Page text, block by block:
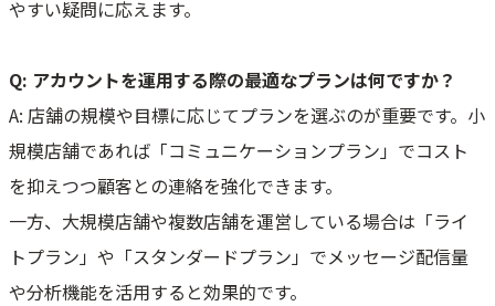
やすい疑問に応えます。
Q: アカウントを運用する際の最適なプランは何ですか？
A: 店舗の規模や目標に応じてプランを選ぶのが重要です。小
規模店舗であれば「コミュニケーションプラン」でコスト
を抑えつつ顧客との連絡を強化できます。
一方、大規模店舗や複数店舗を運営している場合は「ライ
トプラン」や「スタンダードプラン」でメッセージ配信量
や分析機能を活用すると効果的です。